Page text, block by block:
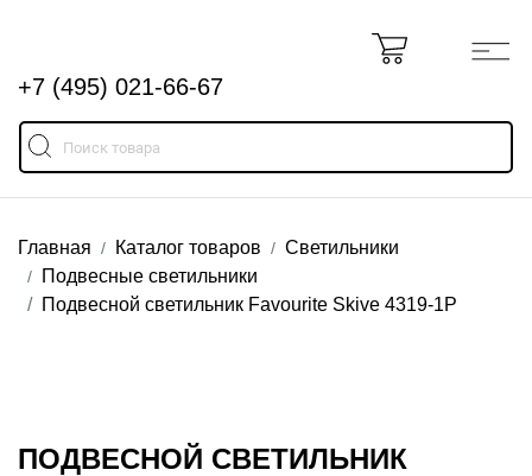
+7 (495) 021-66-67
Главная Каталог товаров
Светильники
Подвесные светильники
Подвесной светильник Favourite Skive 4319-1P
ПОДВЕСНОЙ СВЕТИЛЬНИК